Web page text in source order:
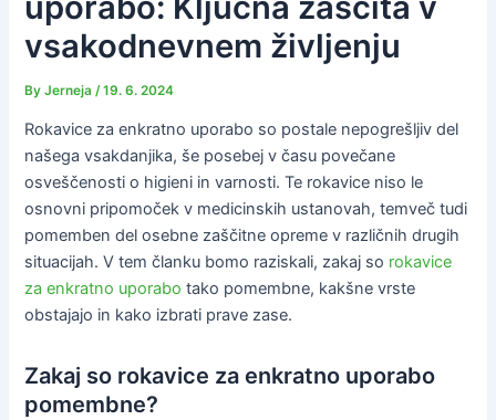
vsakodnevnem življenju
ByJerneja/19. 6. 2024
Rokavice za enkratno uporabo so postale nepogrešljiv del
našega vsakdanjika, še posebej v času povečane
osveščenosti o higieni in varnosti. Te rokavice niso le
osnovni pripomoček v medicinskih ustanovah, temveč tudi
pomemben del osebne zaščitne opreme v različnih drugih
situacijah. V tem članku bomo raziskali, zakaj so rokavice
za enkratno uporabo tako pomembne, kakšne vrste
obstajajo in kako izbrati prave zase.
Zakaj so rokavice za enkratno uporabo
pomembne?